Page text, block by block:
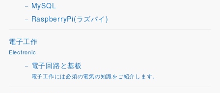
MySQL
RaspberryPi(ラズパイ)
電子工作
Electronic
電子回路と基板
電子工作には必須の電気の知識をご紹介します。